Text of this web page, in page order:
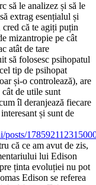
să le analizez și să le
extrag esențialul și
că te agiți puțin
mizantropie pe cât
atât de tare
să folosesc psihopatul
tip de psihopat
și-o controlează), are
cât de utile sunt
îl deranjează fiecare
și sunt de
că ce am avut de zis,
lui Edison
ținta evoluției nu pot
Edison se referea